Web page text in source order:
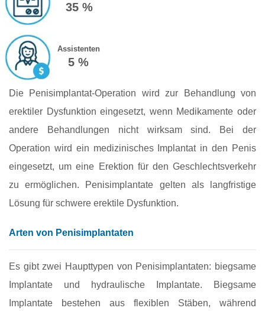
35 %
Assistenten
5 %
Die Penisimplantat‑Operation wird zur Behandlung von
erektiler Dysfunktion eingesetzt, wenn Medikamente oder
andere Behandlungen nicht wirksam sind. Bei der
Operation wird ein medizinisches Implantat in den Penis
eingesetzt, um eine Erektion für den Geschlechtsverkehr
zu ermöglichen. Penisimplantate gelten als langfristige
Lösung für schwere erektile Dysfunktion.
Arten von Penisimplantaten
Es gibt zwei Haupttypen von Penisimplantaten: biegsame
Implantate und hydraulische Implantate. Biegsame
Implantate bestehen aus flexiblen Stäben, während